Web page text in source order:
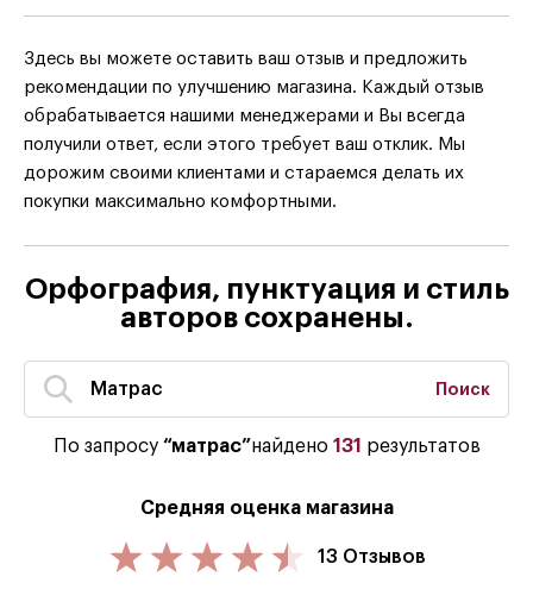
Здесь вы можете оставить ваш отзыв и предложить
рекомендации по улучшению магазина. Каждый отзыв
обрабатывается нашими менеджерами и Вы всегда
получили ответ, если этого требует ваш отклик. Мы
дорожим своими клиентами и стараемся делать их
покупки максимально комфортными.
Орфография, пунктуация и стиль
авторов сохранены.
Поиск
По запросу “матрас”найдено 131 результатов
Средняя оценка магазина
13 Отзывов